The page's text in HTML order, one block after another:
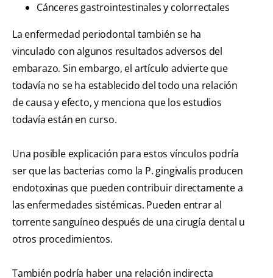
Cánceres gastrointestinales y colorrectales
La enfermedad periodontal también se ha
vinculado con algunos resultados adversos del
embarazo. Sin embargo, el artículo advierte que
todavía no se ha establecido del todo una relación
de causa y efecto, y menciona que los estudios
todavía están en curso.
Una posible explicación para estos vínculos podría
ser que las bacterias como la P. gingivalis producen
endotoxinas que pueden contribuir directamente a
las enfermedades sistémicas. Pueden entrar al
torrente sanguíneo después de una cirugía dental u
otros procedimientos.
También podría haber una relación indirecta